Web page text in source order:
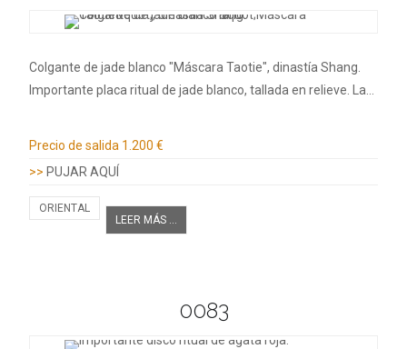
Colgante de jade blanco "Máscara Taotie", dinastía Shang.
Importante placa ritual de jade blanco, tallada en relieve. La…
Precio de salida 1.200 €
>> PUJAR AQUÍ
ORIENTAL
LEER MÁS ...
0083